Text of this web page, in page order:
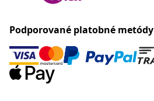
Podporované platobné metódy